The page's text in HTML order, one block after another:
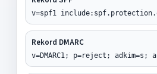
v=spf1
Rekord DMARC
v=DMARC1; p=reject; adkim=s;